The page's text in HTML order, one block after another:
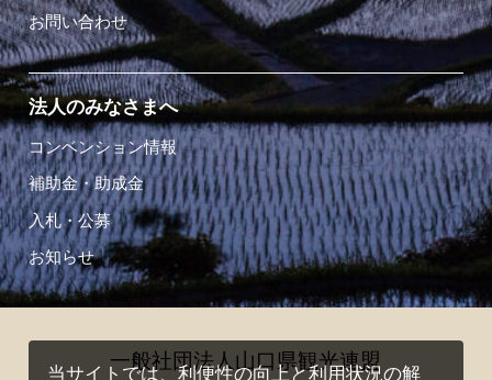
お問い合わせ
法人のみなさまへ
コンベンション情報
補助金・助成金
入札・公募
お知らせ
一般社団法人山口県観光連盟
当サイトでは、利便性の向上と利用状況の解